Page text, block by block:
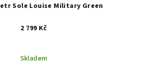
Sole Louise Military Green
2 799 Kč
Skladem